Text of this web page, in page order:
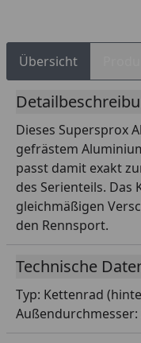
Übersicht
Dieses Supersprox
gefrästem
passt damit exakt
des Serienteils.
gleichmäßigen
den Rennsport.
Technische
Typ: Kettenrad
Außendurchmesser: